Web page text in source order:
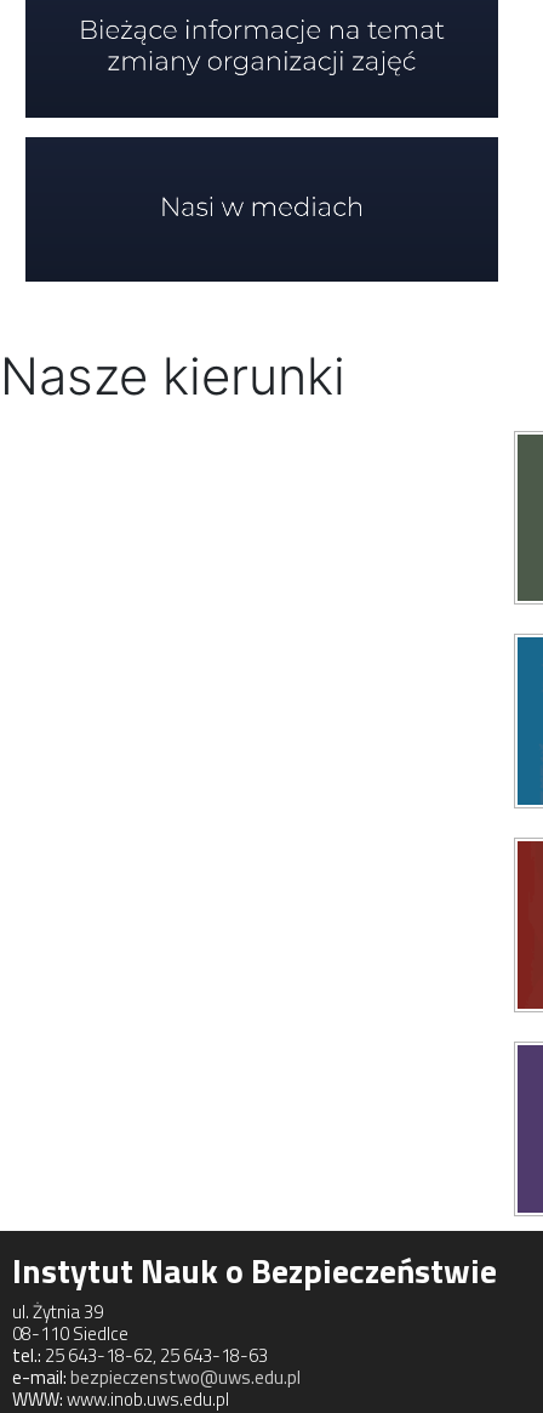
Nasze kierunki
Instytut Nauk o Bezpieczeństwie
ul. Żytnia 39
08-110 Siedlce
tel.: 25 643-18-62, 25 643-18-63
e-mail:bezpieczenstwo@uws.edu.pl
WWW:www.inob.uws.edu.pl